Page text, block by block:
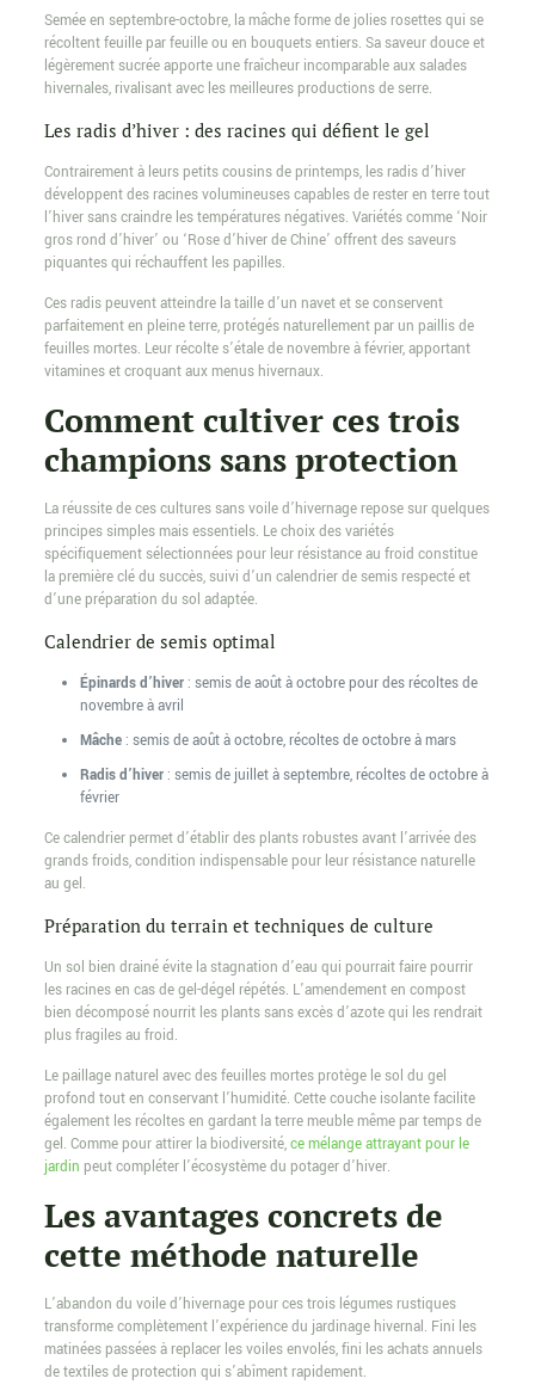
Semée en septembre-octobre, la mâche forme de jolies rosettes qui se
récoltent feuille par feuille ou en bouquets entiers. Sa saveur douce et
légèrement sucrée apporte une fraîcheur incomparable aux salades
hivernales, rivalisant avec les meilleures productions de serre.
Les radis d’hiver : des racines qui défient le gel
Contrairement à leurs petits cousins de printemps, les radis d’hiver
développent des racines volumineuses capables de rester en terre tout
l’hiver sans craindre les températures négatives. Variétés comme ‘Noir
gros rond d’hiver’ ou ‘Rose d’hiver de Chine’ offrent des saveurs
piquantes qui réchauffent les papilles.
Ces radis peuvent atteindre la taille d’un navet et se conservent
parfaitement en pleine terre, protégés naturellement par un paillis de
feuilles mortes. Leur récolte s’étale de novembre à février, apportant
vitamines et croquant aux menus hivernaux.
Comment cultiver ces trois
champions sans protection
La réussite de ces cultures sans voile d’hivernage repose sur quelques
principes simples mais essentiels. Le choix des variétés
spécifiquement sélectionnées pour leur résistance au froid constitue
la première clé du succès, suivi d’un calendrier de semis respecté et
d’une préparation du sol adaptée.
Calendrier de semis optimal
Épinards d’hiver: semis de août à octobre pour des récoltes de
novembre à avril
Mâche: semis de août à octobre, récoltes de octobre à mars
Radis d’hiver: semis de juillet à septembre, récoltes de octobre à
février
Ce calendrier permet d’établir des plants robustes avant l’arrivée des
grands froids, condition indispensable pour leur résistance naturelle
au gel.
Préparation du terrain et techniques de culture
Un sol bien drainé évite la stagnation d’eau qui pourrait faire pourrir
les racines en cas de gel-dégel répétés. L’amendement en compost
bien décomposé nourrit les plants sans excès d’azote qui les rendrait
plus fragiles au froid.
Le paillage naturel avec des feuilles mortes protège le sol du gel
profond tout en conservant l’humidité. Cette couche isolante facilite
également les récoltes en gardant la terre meuble même par temps de
gel. Comme pour attirer la biodiversité,ce mélange attrayant pour le
jardin peut compléter l’écosystème du potager d’hiver.
Les avantages concrets de
cette méthode naturelle
L’abandon du voile d’hivernage pour ces trois légumes rustiques
transforme complètement l’expérience du jardinage hivernal. Fini les
matinées passées à replacer les voiles envolés, fini les achats annuels
de textiles de protection qui s’abîment rapidement.